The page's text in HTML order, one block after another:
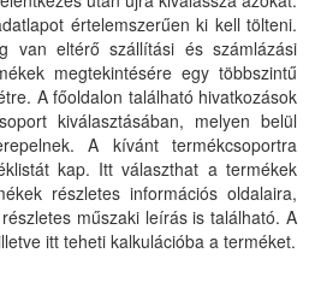
értelemszerűen ki kell tölteni.
van eltérő szállítási és számlázási
megtekintésére egy többszintű
A főoldalon található hivatkozások
kiválasztásában, melyen belül
A kívánt termékcsoportra
kap. Itt választhat a termékek
részletes információs oldalaira,
műszaki leírás is található. A
itt teheti kalkulációba a terméket.